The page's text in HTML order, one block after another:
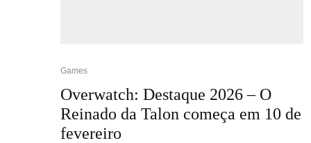
Games
Overwatch: Destaque 2026 – O
Reinado da Talon começa em 10 de
fevereiro